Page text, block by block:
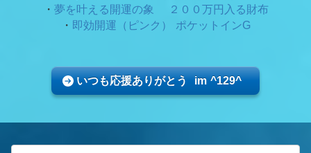
・ 夢を叶える開運の象 ２００万円入る財布
・ 即効開運（ピンク） ポケットインG
いつも応援ありがとう im ^129^